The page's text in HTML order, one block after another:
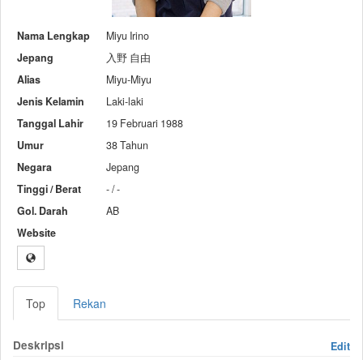
Nama Lengkap
Miyu Irino
Jepang
入野 自由
Alias
Miyu-Miyu
Jenis Kelamin
Laki-laki
Tanggal Lahir
19 Februari 1988
Umur
38 Tahun
Negara
Jepang
Tinggi / Berat
- / -
Gol. Darah
AB
Website
Top Rekan
Deskripsi Edit